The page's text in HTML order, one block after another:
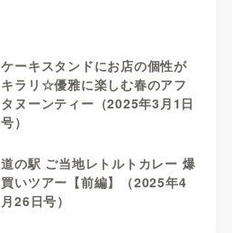
ケーキスタンドにお店の個性が
キラリ☆優雅に楽しむ春のアフ
タヌーンティー（2025年3月1日
号）
道の駅 ご当地レトルトカレー 爆
買いツアー【前編】（2025年4
月26日号）